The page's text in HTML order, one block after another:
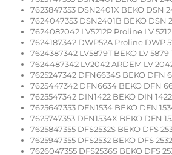
7623847353 DSN2401X BEKO DSN
7624047353 DSN2401B BEKO DSN
7624082042 LV5212P Proline LV 5212
7624187342 DWP52A Proline DWP
7624387342 LV5879T BEKO LV 5879
7624487342 LV2042 ARDEM LV
7625247342 DFN6634S BEKO DFN
7625447342 DFN6634 BEKO DFN
7625547342 DIN1422 BEKO DIN 1422
7625647353 DFN1534 BEKO DFN
7625747353 DFN1534X BEKO DFN
7625847355 DFS2532S BEKO DFS
7625947355 DFS2532 BEKO DFS 2532
7626047355 DFS2536S BEKO DFS